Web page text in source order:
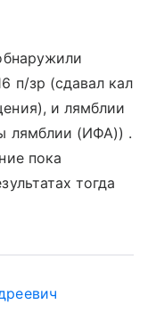
п/зр (сдавал кал
и лямблии
лямблии (ИФА)) .
пока
тогда